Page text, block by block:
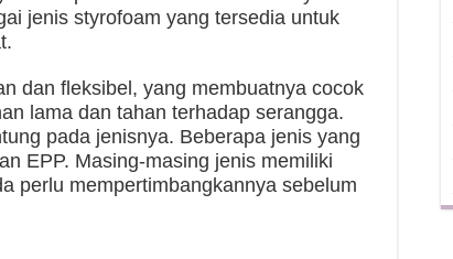
jenis styrofoam yang tersedia untuk
dan fleksibel, yang membuatnya cocok
lama dan tahan terhadap serangga.
pada jenisnya. Beberapa jenis yang
EPP. Masing-masing jenis memiliki
perlu mempertimbangkannya sebelum